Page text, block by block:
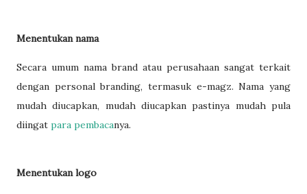
Menentukan nama
Secara umum nama brand atau perusahaan sangat terkait
dengan personal branding, termasuk e-magz. Nama yang
mudah diucapkan, mudah diucapkan pastinya mudah pula
diingat para pembacanya.
Menentukan logo